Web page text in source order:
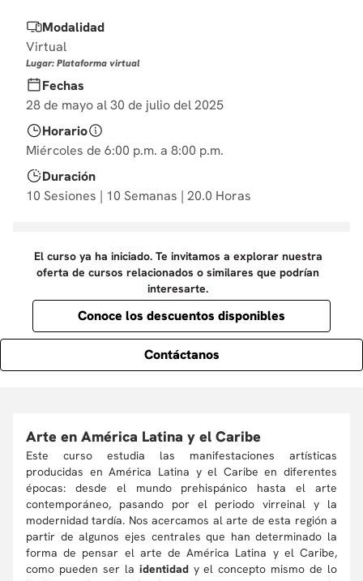
Modalidad
Virtual
Lugar: Plataforma virtual
Fechas
28 de mayo al 30 de julio del 2025
Horario
Miércoles de 6:00 p.m. a 8:00 p.m.
Duración
10 Sesiones | 10 Semanas | 20.0 Horas
El curso ya ha iniciado. Te invitamos a explorar nuestra
oferta de cursos relacionados o similares que podrían
interesarte.
Conoce los descuentos disponibles
Contáctanos
Arte en América Latina y el Caribe
Este curso estudia las manifestaciones artísticas
producidas en América Latina y el Caribe en diferentes
épocas: desde el mundo prehispánico hasta el arte
contemporáneo, pasando por el periodo virreinal y la
modernidad tardía. Nos acercamos al arte de esta región a
partir de algunos ejes centrales que han determinado la
forma de pensar el arte de América Latina y el Caribe,
como pueden ser la identidad y el concepto mismo de lo